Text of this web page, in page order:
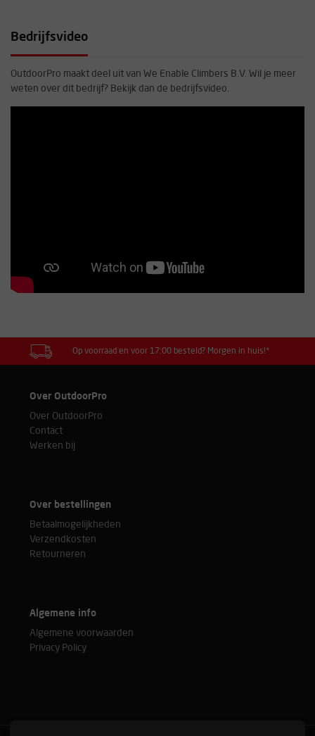
Bedrijfsvideo
OutdoorPro maakt deel uit van We Enable Climbers B.V. Wil je meer
weten over dit bedrijf? Bekijk dan de bedrijfsvideo.
Op voorraad en voor 17:00 besteld? Morgen in huis!*
Over OutdoorPro
Over OutdoorPro
Contact
Werken bij
Over bestellingen
Betaalmogelijkheden
Verzendkosten
Retourneren
Algemene info
Algemene voorwaarden
Privacy Policy